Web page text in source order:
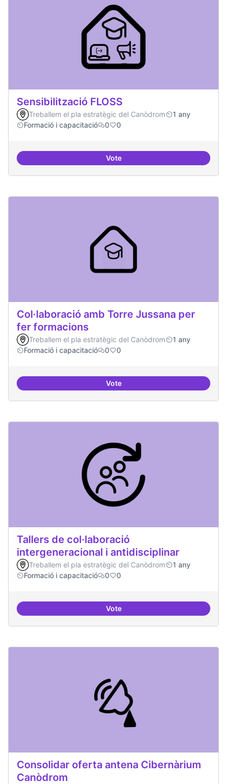
Sensibilització FLOSS
Treballem el pla estratègic del Canòdrom
1 any
Formació i capacitació
0 0
VoteSensibilització FLOSS
Col·laboració amb Torre Jussana per
fer formacions
Treballem el pla estratègic del Canòdrom
1 any
Formació i capacitació
0 0
VoteCol·laboració amb Torre
Tallers de col·laboració
intergeneracional i antidisciplinar
Treballem el pla estratègic del Canòdrom
1 any
Formació i capacitació
0 0
VoteTallers de col·laboració
Consolidar oferta antena Cibernàrium
Canòdrom